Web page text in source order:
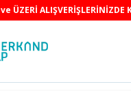
ÜZERİ ALIŞVERİŞLERİNİZDE